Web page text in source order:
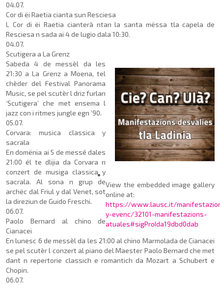
04.07.
Cor di ëi Raetia cianta sun Resciesa
L Cor di ëi Raetia cianterà ntan la santa mëssa tla capela de
Resciesa n sada ai 4 de lugio dala 10:30.
04.07.
Scutigera a La Grenz
Sabeda 4 de messèl
View the embedded image gallery
online at:
https://www.lausc.it/
y-evenc/32101-manifestazions-
atuales#sigProIda19dbd0dab
da les
21:30 a La Grenz a Moena, tel
chèder del Festival Panora­ma
Music, se pel scutèr l driz furlan
‘Scutigera’ che met ensema l
jazz con i ritmes jungle egn ’90.
05.07.
Corvara: musica classica y
sacrala
En domënia ai 5 de messé dales
21:00 él te dlijia da Cor­vara n
conzert de musiga classica y
sacrala. Al sona n grup de
archëc dal Friul y dal Venet, sot
la direziun de Guido Freschi.
06.07.
Paolo Bernard al chino de
Cianacei
En lunesc 6 de messèl da les 21:00 al chino Marmolada de Cianacei
se pel scutèr l conzert al piano del Maester Paolo Bernard che met
dant n repertorie classich e roman­tich da Mozart a Schubert e
Chopin.
06.07.